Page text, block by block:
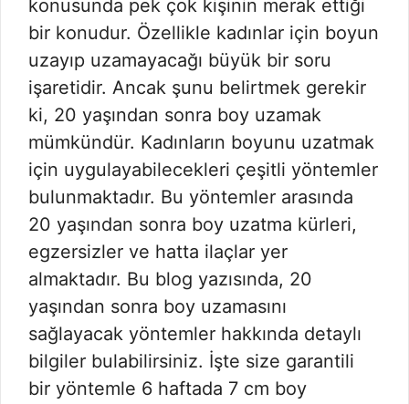
konusunda pek çok kişinin merak ettiği
bir konudur. Özellikle kadınlar için boyun
uzayıp uzamayacağı büyük bir soru
işaretidir. Ancak şunu belirtmek gerekir
ki, 20 yaşından sonra boy uzamak
mümkündür. Kadınların boyunu uzatmak
için uygulayabilecekleri çeşitli yöntemler
bulunmaktadır. Bu yöntemler arasında
20 yaşından sonra boy uzatma kürleri,
egzersizler ve hatta ilaçlar yer
almaktadır. Bu blog yazısında, 20
yaşından sonra boy uzamasını
sağlayacak yöntemler hakkında detaylı
bilgiler bulabilirsiniz. İşte size garantili
bir yöntemle 6 haftada 7 cm boy